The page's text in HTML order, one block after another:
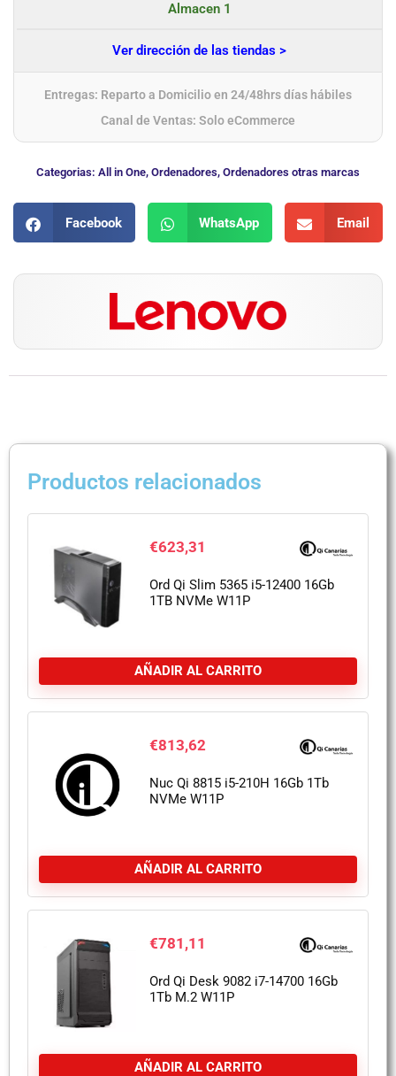
Almacen 1
Ver dirección de las tiendas >
Entregas: Reparto a Domicilio en 24/48hrs días hábiles
Canal de Ventas: Solo eCommerce
Categorias: All in One, Ordenadores, Ordenadores otras marcas
Facebook WhatsApp Email
Productos relacionados
€623,31
Ord Qi Slim 5365 i5-12400 16Gb
1TB NVMe W11P
AÑADIR AL CARRITO
€813,62
Nuc Qi 8815 i5-210H 16Gb 1Tb
NVMe W11P
AÑADIR AL CARRITO
€781,11
Ord Qi Desk 9082 i7-14700 16Gb
1Tb M.2 W11P
AÑADIR AL CARRITO